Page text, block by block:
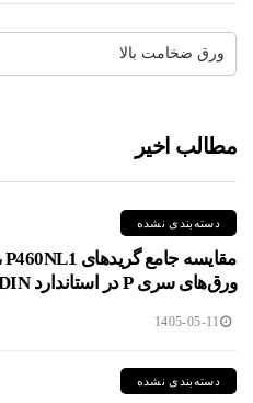
مطالب اخیر
دسته‌بندی نشده
ورق‌های سری P در استاندارد DIN و EN
1405-05-11
دسته‌بندی نشده